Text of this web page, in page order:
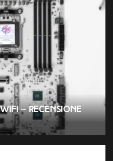
WIFI – Recensione